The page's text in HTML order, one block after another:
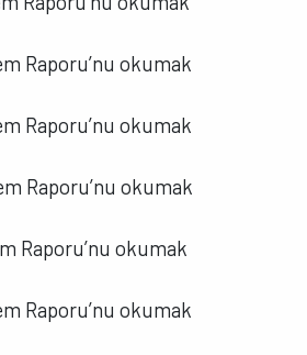
Raporu’nu okumak
Raporu’nu okumak
Raporu’nu okumak
Raporu’nu okumak
Raporu’nu okumak